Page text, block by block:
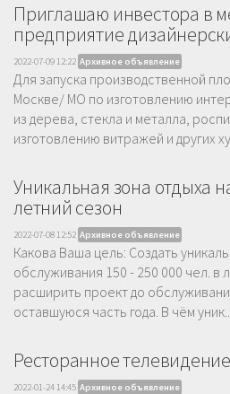
Приглашаю инвестора в
предприятие
2022-07-09 12:22 Архивное объявление
Для запуска производственной
Москве/ МО по изготовлению
из дерева, стекла и металла,
изготовлению витражей и других
Уникальная зона отдыха
летний сезон
2022-07-08 12:52 Архивное объявление
Какова Ваша цель: Создать
обслуживания 150 - 250 000 чел. в
расширить проект до
оставшуюся часть года. В чём уник...
Ресторанное телевидение
2022-01-24 14:45 Архивное объявление